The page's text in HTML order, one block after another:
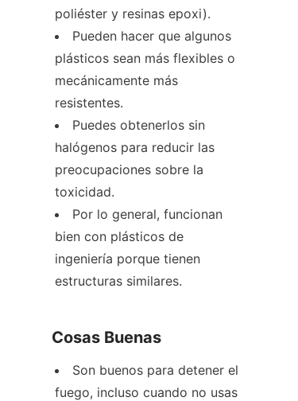
poliéster y resinas epoxi).
Pueden hacer que algunos
plásticos sean más flexibles o
mecánicamente más
resistentes.
Puedes obtenerlos sin
halógenos para reducir las
preocupaciones sobre la
toxicidad.
Por lo general, funcionan
bien con plásticos de
ingeniería porque tienen
estructuras similares.
Cosas Buenas
Son buenos para detener el
fuego, incluso cuando no usas